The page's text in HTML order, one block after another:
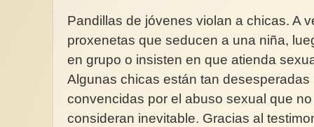
Pandillas de jóvenes violan a chicas. A
proxenetas que seducen a una niña,
en grupo o insisten en que atienda
Algunas chicas están tan
convencidas por el abuso sexual que
consideran inevitable. Gracias al
Recorrido y
presencia violeta en
Olímpicos
Terminaron las
puedo decir que me